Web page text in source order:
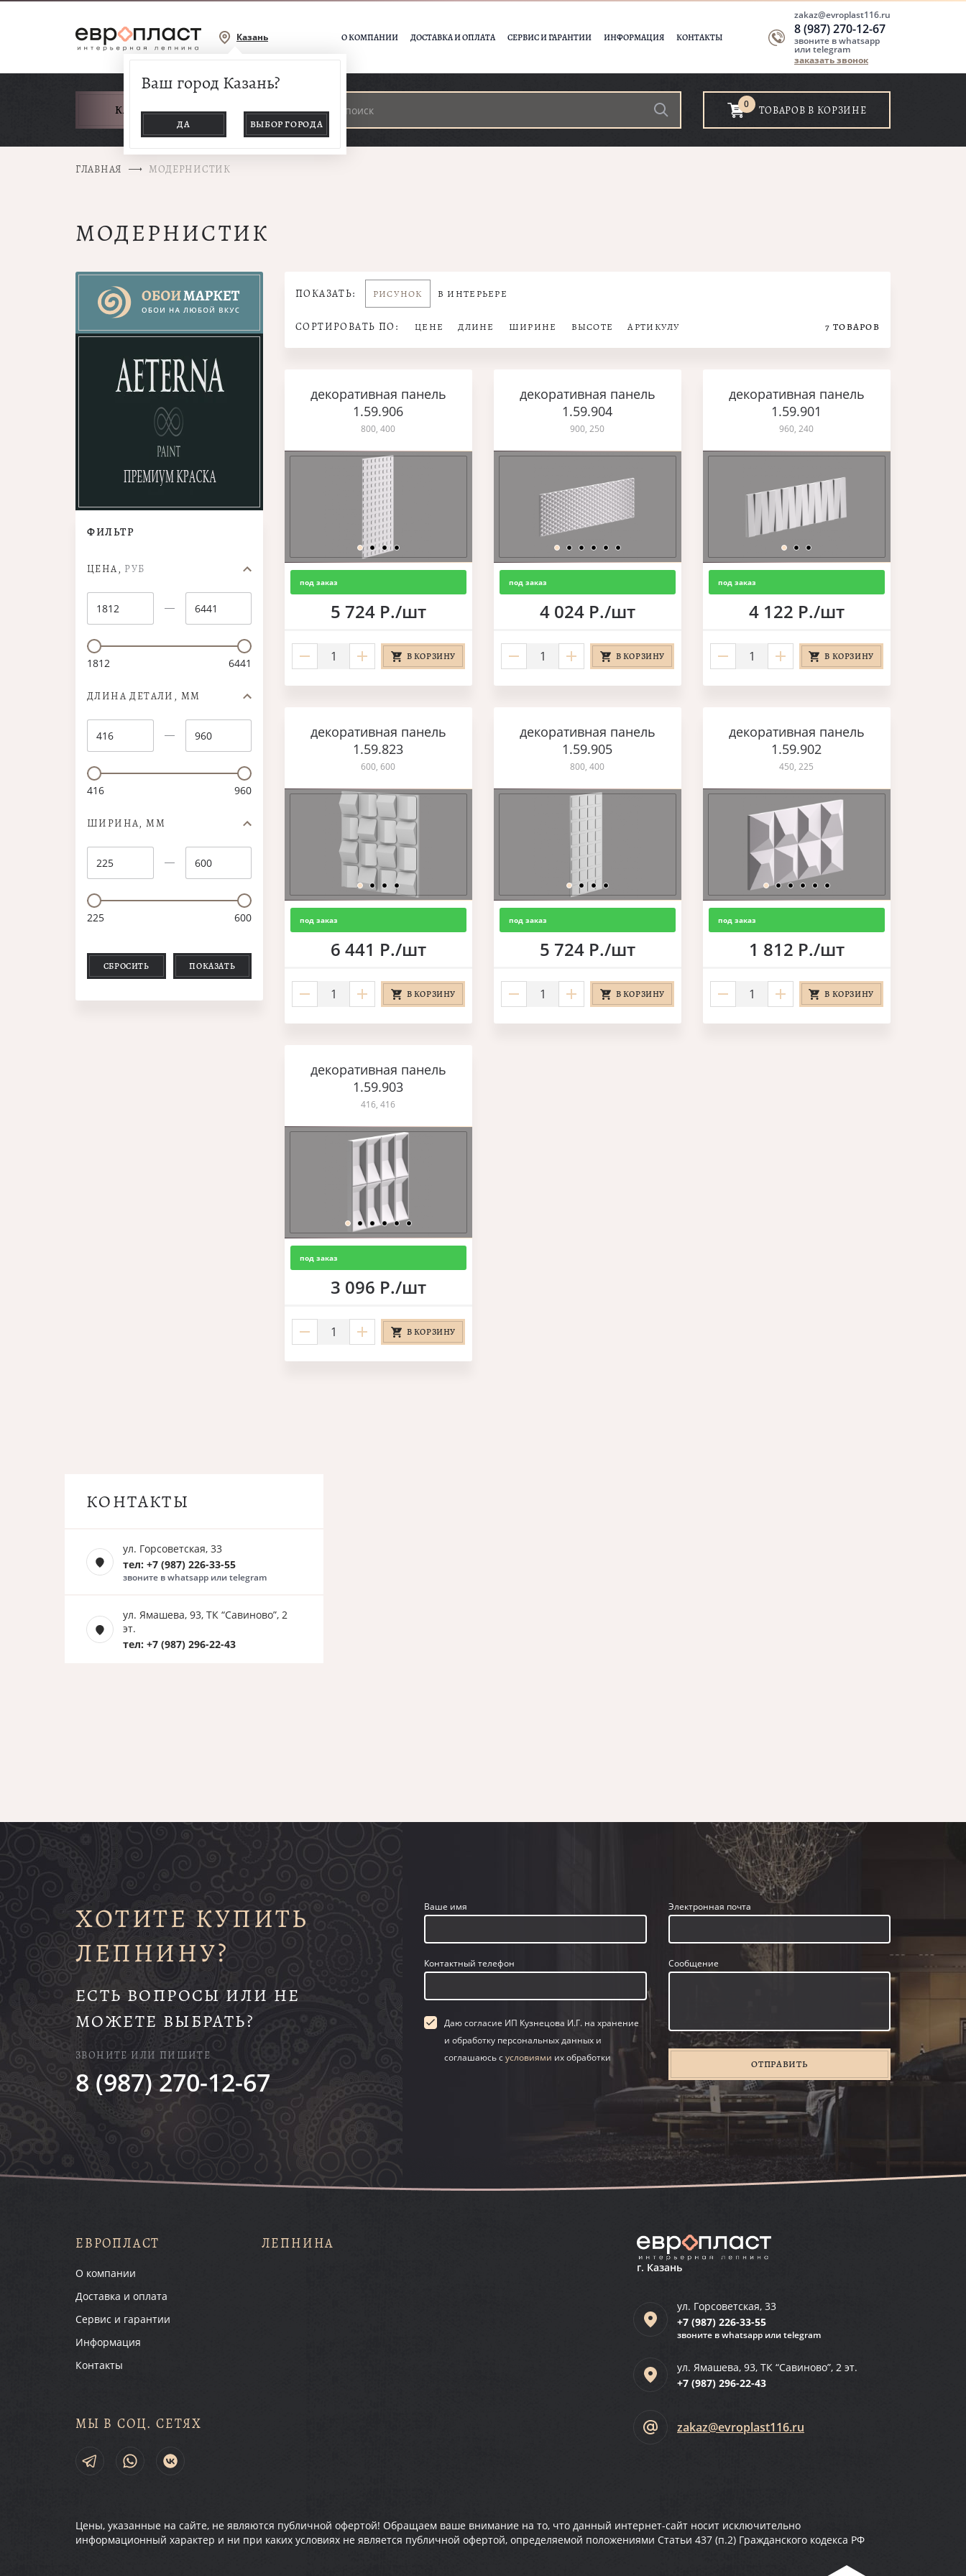
Казань О КОМПАНИИ ДОСТАВКА И ОПЛАТА СЕРВИС И ГАРАНТИИ ИНФОРМАЦИЯ КОНТАКТЫ
zakaz@evroplast116.ru
8 (987) 270-12-67
звоните в whatsapp
или telegram
заказать звонок
Ваш город Казань?
ДА ВЫБОР ГОРОДА
КАТАЛОГ ТОВАРОВ 0 ТОВАРОВ В КОРЗИНЕ
ГЛАВНАЯ МОДЕРНИСТИК
МОДЕРНИСТИК
ФИЛЬТР
ЦЕНА, РУБ
1812 6441
ДЛИНА ДЕТАЛИ, ММ
416 960
ШИРИНА, ММ
225 600
СБРОСИТЬ ПОКАЗАТЬ
ПОКАЗАТЬ: РИСУНОК В ИНТЕРЬЕРЕ
СОРТИРОВАТЬ ПО: ЦЕНЕ ДЛИНЕ ШИРИНЕ ВЫСОТЕ АРТИКУЛУ 7 ТОВАРОВ
декоративная панель
1.59.906
800, 400
под заказ
5 724 Р./шт
В КОРЗИНУ
декоративная панель
1.59.904
900, 250
под заказ
4 024 Р./шт
В КОРЗИНУ
декоративная панель
1.59.901
960, 240
под заказ
4 122 Р./шт
В КОРЗИНУ
декоративная панель
1.59.823
600, 600
под заказ
6 441 Р./шт
В КОРЗИНУ
декоративная панель
1.59.905
800, 400
под заказ
5 724 Р./шт
В КОРЗИНУ
декоративная панель
1.59.902
450, 225
под заказ
1 812 Р./шт
В КОРЗИНУ
декоративная панель
1.59.903
416, 416
под заказ
3 096 Р./шт
В КОРЗИНУ
КОНТАКТЫ
ул. Горсоветская, 33
тел: +7 (987) 226-33-55
звоните в whatsapp или telegram
ул. Ямашева, 93, ТК “Савиново”, 2
эт.
тел: +7 (987) 296-22-43
ХОТИТЕ КУПИТЬ
ЛЕПНИНУ?
ЕСТЬ ВОПРОСЫ ИЛИ НЕ
МОЖЕТЕ ВЫБРАТЬ?
ЗВОНИТЕ ИЛИ ПИШИТЕ
8 (987) 270-12-67
Ваше имя
Контактный телефон
Даю согласие ИП Кузнецова И.Г. на хранение
и обработку персональных данных и
соглашаюсь сусловиями их обработки
Электронная почта
Сообщение
ОТПРАВИТЬ
ЕВРОПЛАСТ
О компании
Доставка и оплата
Сервис и гарантии
Информация
Контакты
ЛЕПНИНА
МЫ В СОЦ. СЕТЯХ
г. Казань
ул. Горсоветская, 33
+7 (987) 226-33-55
звоните в whatsapp или telegram
ул. Ямашева, 93, ТК “Савиново”, 2 эт.
+7 (987) 296-22-43
zakaz@evroplast116.ru
Цены, указанные на сайте, не являются публичной офертой! Обращаем ваше внимание на то, что данный интернет-сайт носит исключительно
информационный характер и ни при каких условиях не является публичной офертой, определяемой положениями Статьи 437 (п.2) Гражданского кодекса РФ